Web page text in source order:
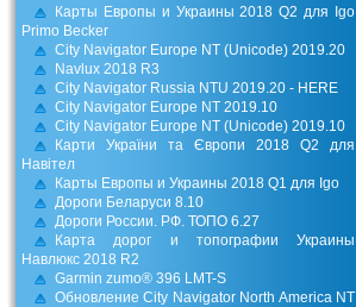
Карты Европы и Украины 2018 Q2 для Igo
Primo Becker
City Navigator Europe NT (Unicode) 2019.20
Navlux 2018 R3
City Navigator Russia NTU 2019.20 - HERE
City Navigator Europe NT 2019.10
City Navigator Europe NT (Unicode) 2019.10
Карти України та Європи 2018 Q2 для
Навітел
Карты Европы и Украины 2018 Q1 для Igo
Дороги Беларуси 8.10
Дороги России. РФ. ТОПО 6.27
Карта дорог и топографии Украины
Навлюкс 2018 R2
Garmin zumo® 396 LMT-S
Обновление City Navigator North America NT